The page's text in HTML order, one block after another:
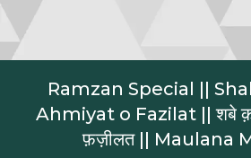
Ramzan Special ||
Ahmiyat o Fazilat || शबे
फ़ज़ीलत || Maulana